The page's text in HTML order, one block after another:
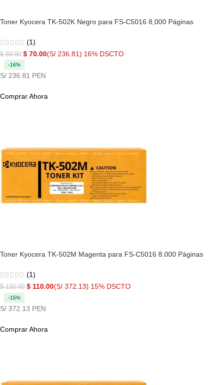
Toner Kyocera TK-502K Negro para FS-C5016 8,000 Páginas
(1)
$83.00 $ 70.00(S/ 236.81) 16% DSCTO
-16%
S/ 236.81 PEN
Comprar Ahora
Toner Kyocera TK-502M Magenta para FS-C5016 8.000 Páginas
(1)
$130.00 $ 110.00(S/ 372.13) 15% DSCTO
-15%
S/ 372.13 PEN
Comprar Ahora